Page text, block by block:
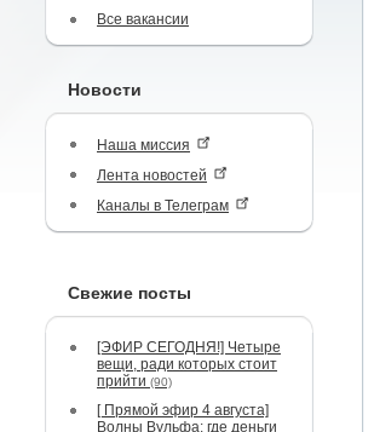
Все вакансии
Новости
Наша миссия
Лента новостей
Каналы в Телеграм
Свежие посты
[ЭФИР СЕГОДНЯ!] Четыре
вещи, ради которых стоит
прийти (90)
[ Прямой эфир 4 августа]
Волны Вульфа: где деньги